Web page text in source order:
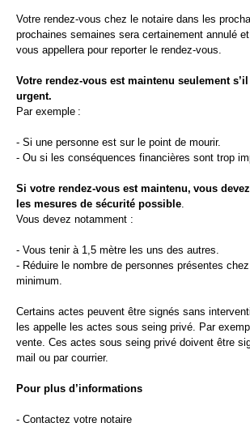
Votre rendez-vous chez le notaire dans les
prochaines semaines sera certainement annulé
vous appellera pour reporter le rendez-vous.
Votre rendez-vous est maintenu seulement
urgent.
Par exemple :
- Si une personne est sur le point de mourir.
- Ou si les conséquences financières sont trop
Si votre rendez-vous est maintenu, vous
les mesures de sécurité possible.
Vous devez notamment :
- Vous tenir à 1,5 mètre les uns des autres.
- Réduire le nombre de personnes présentes
minimum.
Certains actes peuvent être signés sans
les appelle les actes sous seing privé. Par
vente. Ces actes sous seing privé doivent être
mail ou par courrier.
Pour plus d’informations
- Contactez votre notaire